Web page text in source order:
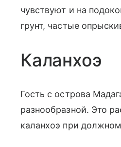
чувствуют и на
грунт, частые
Каланхоэ
Гость с острова
разнообразной. Это
каланхоэ при